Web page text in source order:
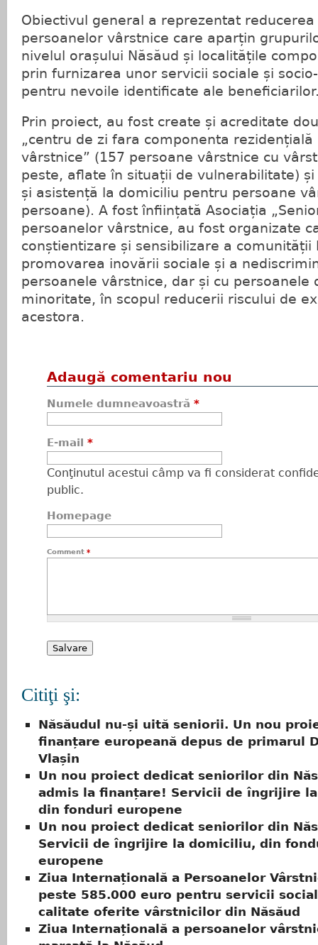
Obiectivul general a reprezentat
persoanelor vârstnice care aparțin
nivelul orașului Năsăud și localitățile
prin furnizarea unor servicii sociale și
pentru nevoile identificate ale
Prin proiect, au fost create și acreditate
„centru de zi fara componenta
vârstnice” (157 persoane vârstnice cu
peste, aflate în situații de vulnerabilitate)
și asistență la domiciliu pentru persoane
persoane). A fost înființată Asociația
persoanelor vârstnice, au fost organizate
conștientizare și sensibilizare a comunității
promovarea inovării sociale și a
persoanele vârstnice, dar și cu persoanele
minoritate, în scopul reducerii riscului de
acestora.
Adaugă comentariu nou
Numele dumneavoastră *
E-mail *
Conţinutul acestui câmp va fi considerat
public.
Homepage
Comment *
Citiţi şi:
Năsăudul nu-și uită seniorii. Un nou
finanțare europeană depus de primarul
Vlașin
Un nou proiect dedicat seniorilor din
admis la finanțare! Servicii de îngrijire
din fonduri europene
Un nou proiect dedicat seniorilor din
Servicii de îngrijire la domiciliu, din
europene
Ziua Internațională a Persoanelor
peste 585.000 euro pentru servicii
calitate oferite vârstnicilor din Năsăud
Ziua Internațională a persoanelor